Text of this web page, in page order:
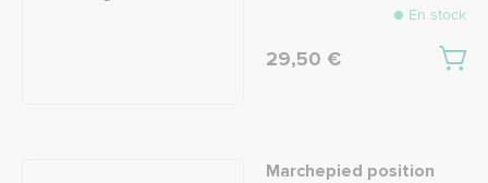
En stock
29,50 €
Marchepied position